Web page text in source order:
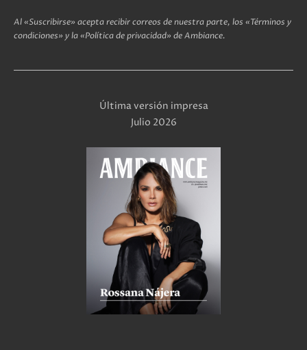
Al «Suscribirse» acepta recibir correos de nuestra parte, los «Términos y
condiciones» y la «Política de privacidad» de Ambiance.
Última versión impresa
Julio 2026